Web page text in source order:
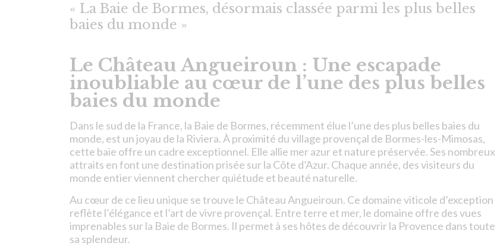
« La Baie de Bormes, désormais classée parmi les plus belles
baies du monde »
Le Château Angueiroun : Une escapade
inoubliable au cœur de l’une des plus belles
baies du monde
Dans le sud de la France, la Baie de Bormes, récemment élue l’une des plus belles baies du
monde, est un joyau de la Riviera. À proximité du village provençal de Bormes-les-Mimosas,
cette baie offre un cadre exceptionnel. Elle allie mer azur et nature préservée. Ses nombreux
attraits en font une destination prisée sur la Côte d’Azur. Chaque année, des visiteurs du
monde entier viennent chercher quiétude et beauté naturelle.
Au cœur de ce lieu unique se trouve le Château Angueiroun. Ce domaine viticole d’exception
reflète l’élégance et l’art de vivre provençal. Entre terre et mer, le domaine offre des vues
imprenables sur la Baie de Bormes. Il permet à ses hôtes de découvrir la Provence dans toute
sa splendeur.